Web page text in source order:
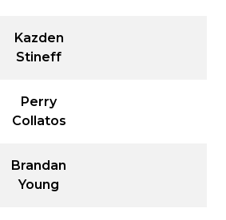
Kazden
Stineff
Perry
Collatos
Brandan
Young